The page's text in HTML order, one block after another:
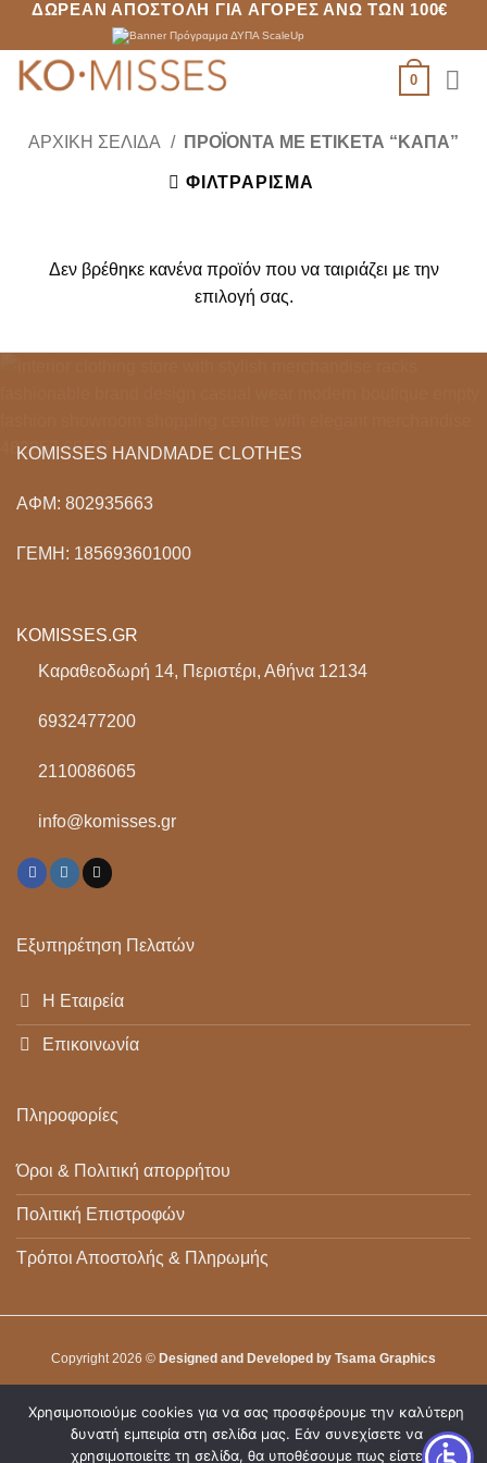
Μετάβαση
περιεχόμενο
ΔΩΡΕΆΝ ΑΠΟΣΤΟΛΉ ΓΙΑ ΑΓΟΡΈΣ ΆΝΩ ΤΩΝ 100€
0
ΑΡΧΙΚΉ ΣΕΛΊΔΑ / ΠΡΟΪΌΝΤΑ ΜΕ ΕΤΙΚΈΤΑ “ΚΆΠΑ”
ΦΙΛΤΡΆΡΙΣΜΑ
Δεν βρέθηκε κανένα προϊόν που να ταιριάζει με την
επιλογή σας.
KOMISSES HANDMADE CLOTHES
ΑΦΜ: 802935663
ΓΕΜΗ: 185693601000
Εξυπηρέτηση Πελατών
Η Εταιρεία
Επικοινωνία
Πληροφορίες
Όροι & Πολιτική απορρήτου
Πολιτική Επιστροφών
Τρόποι Αποστολής & Πληρωμής
KOMISSES.GR
Καραθεοδωρή 14, Περιστέρι, Αθήνα 12134
6932477200
2110086065
info@komisses.gr
Copyright 2026 © Designed and Developed by Tsama Graphics
Χρησιμοποιούμε cookies για να σας προσφέρουμε την καλύτερη
δυνατή εμπειρία στη σελίδα μας. Εάν συνεχίσετε να
χρησιμοποιείτε τη σελίδα, θα υποθέσουμε πως είστε